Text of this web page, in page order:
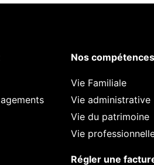
Nos compétences
Vie Familiale
Vie administrative
Vie du patrimoine
Vie
Régler une